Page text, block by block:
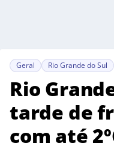
Geral Rio Grande do Sul
Rio
tarde de
com até